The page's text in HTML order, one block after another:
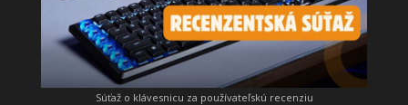
Súťaž o klávesnicu za používateľskú recenziu